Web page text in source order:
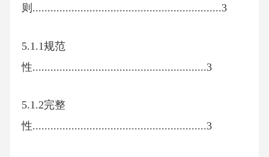
则...............................................................3
5.1.1规范
性..........................................................3
5.1.2完整
性..........................................................3